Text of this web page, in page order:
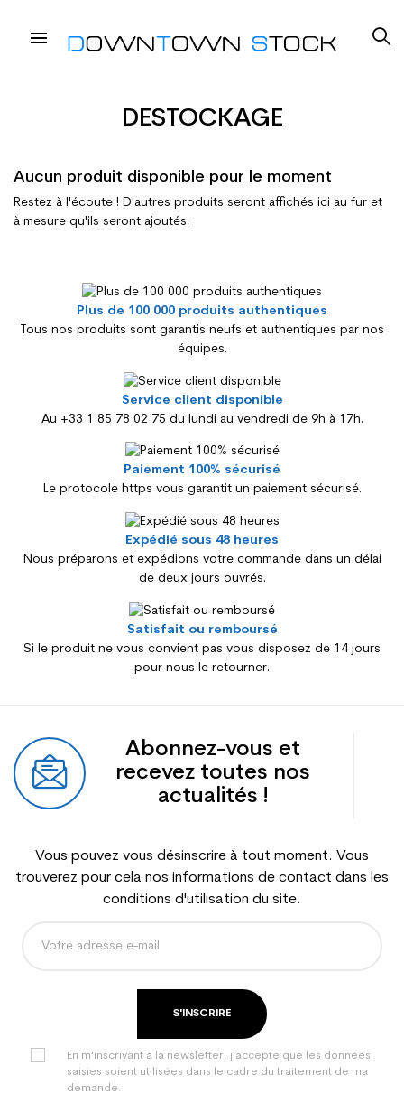
DESTOCKAGE
Aucun produit disponible pour le moment
Restez à l'écoute ! D'autres produits seront affichés ici au fur et
à mesure qu'ils seront ajoutés.
Plus de 100 000 produits authentiques
Tous nos produits sont garantis neufs et authentiques par nos
équipes.
Service client disponible
Au +33 1 85 78 02 75 du lundi au vendredi de 9h à 17h.
Paiement 100% sécurisé
Le protocole https vous garantit un paiement sécurisé.
Expédié sous 48 heures
Nous préparons et expédions votre commande dans un délai
de deux jours ouvrés.
Satisfait ou remboursé
Si le produit ne vous convient pas vous disposez de 14 jours
pour nous le retourner.
Abonnez-vous et
recevez toutes nos
actualités !
Vous pouvez vous désinscrire à tout moment. Vous
trouverez pour cela nos informations de contact dans les
conditions d'utilisation du site.
S'INSCRIRE
En m'inscrivant à la newsletter, j'accepte que les données
saisies soient utilisées dans le cadre du traitement de ma
demande.